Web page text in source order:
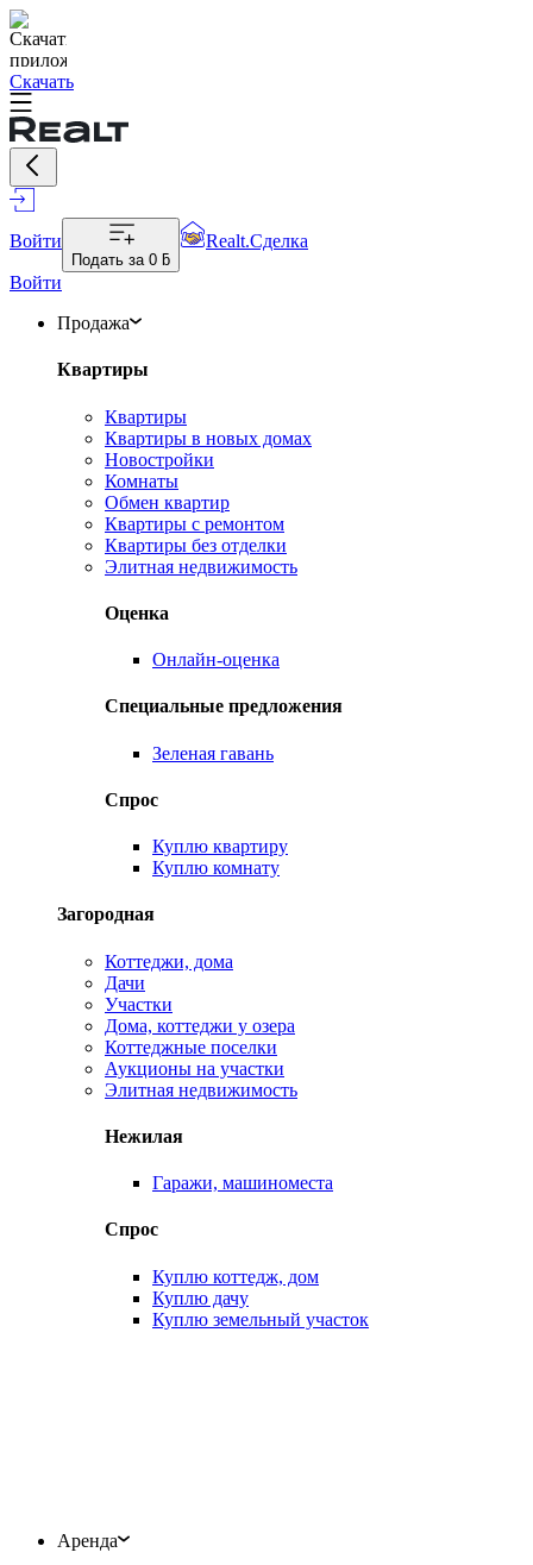
Скачать
Войти
Подать за 0 ƃ
Realt.Сделка
Войти
Продажа
Квартиры
Квартиры
Квартиры в новых домах
Новостройки
Комнаты
Обмен квартир
Квартиры с ремонтом
Квартиры без отделки
Элитная недвижимость
Оценка
Онлайн-оценка
Специальные предложения
Зеленая гавань
Спрос
Куплю квартиру
Куплю комнату
Загородная
Коттеджи, дома
Дачи
Участки
Дома, коттеджи у озера
Коттеджные поселки
Аукционы на участки
Элитная недвижимость
Нежилая
Гаражи, машиноместа
Спрос
Куплю коттедж, дом
Куплю дачу
Куплю земельный участок
Аренда